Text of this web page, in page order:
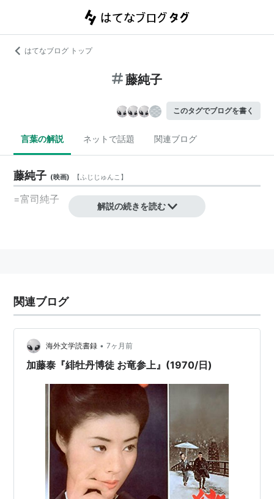
はてなブログ トップ
藤純子
このタグでブログを書く
言葉の解説 ネットで話題 関連ブログ
藤純子 (映画) 【ふじじゅんこ 】
=富司純子
解説の続きを読む
関連ブログ
海外文学読書録 • 7ヶ月前
加藤泰『緋牡丹博徒 お竜参上』(1970/日)